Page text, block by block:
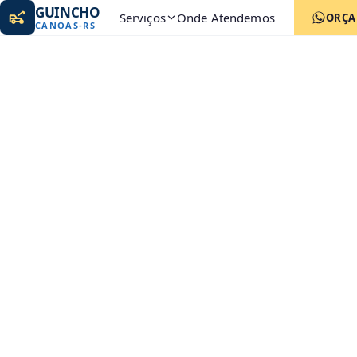
GUINCHO
CANOAS-RS Serviços Onde Atendemos